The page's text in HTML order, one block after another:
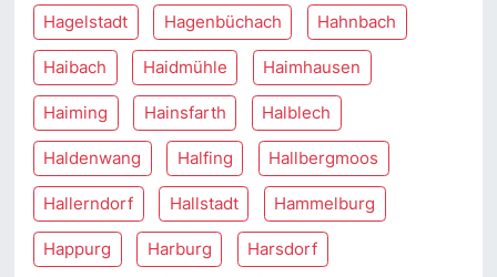
Hagelstadt Hagenbüchach Hahnbach
Haibach Haidmühle Haimhausen
Haiming Hainsfarth Halblech
Haldenwang Halfing Hallbergmoos
Hallerndorf Hallstadt Hammelburg
Happurg Harburg Harsdorf